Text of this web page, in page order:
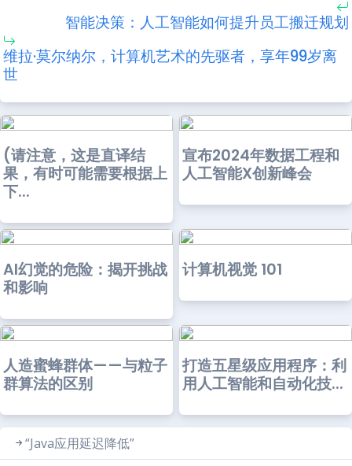
智能决策：人工智能如何提升员工搬迁规划
维拉·莫尔纳尔，计算机艺术的先驱者，享年99岁离
世
(请注意，这是直译结
果，有时可能需要根据上
下...
宣布2024年数据工程和
人工智能X创新峰会
AI幻觉的危险：揭开挑战
和影响
计算机视觉 101
人造蜜蜂群体——与粒子
群算法的区别
打造五星级应用程序：利
用人工智能和自动化技...
“Java应用延迟降低”